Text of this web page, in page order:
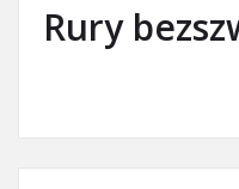
Rury